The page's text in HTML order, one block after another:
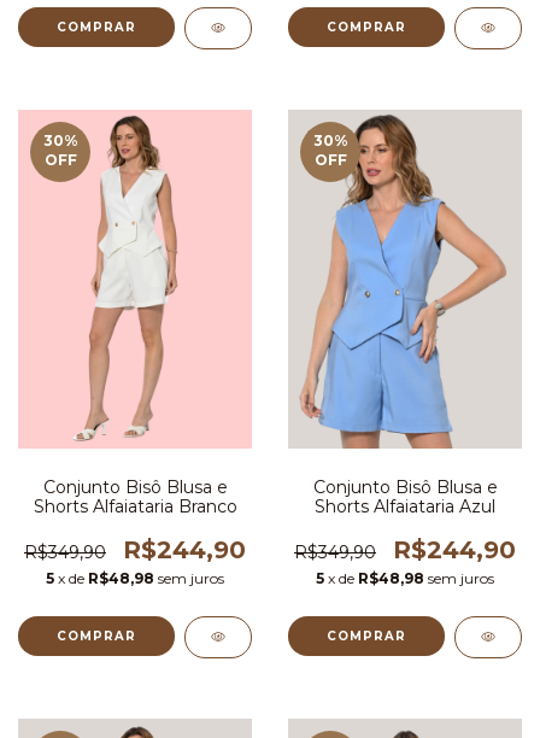
COMPRAR COMPRAR
30%
OFF
Conjunto Bisô Blusa e
Shorts Alfaiataria Branco
R$349,90 R$244,90
5 x de R$48,98 sem juros
COMPRAR
30%
OFF
Conjunto Bisô Blusa e
Shorts Alfaiataria Azul
R$349,90 R$244,90
5 x de R$48,98 sem juros
COMPRAR